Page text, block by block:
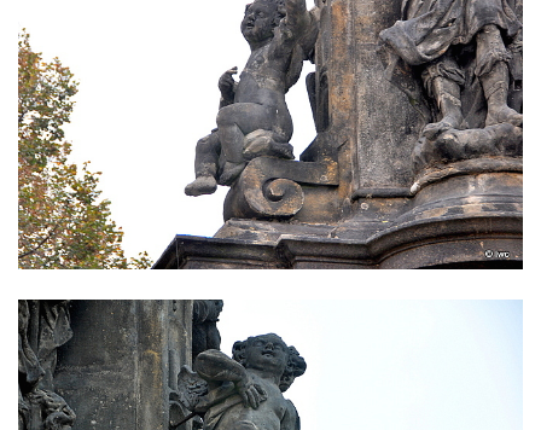
Sloup Nejsvětější Trojice v Údlicích
Sloup se sochou svatého Josefa s
Sloup Panny Marie v Chodově
Sloup Panny Marie v Hořicích
Sloup Nejsvětější Trojice ve Vejprtech
Sloup Nejsvětější Trojice v Teplé
Sloup Panny Marie v Bečově nad Teplou
Sloup se sochou svatého Petra v Mnichově
Sloup Panny Marie v Práchni
Sloup svatého kříže v Třebušíně
Sloup Nejsvětější Trojice v Litvínově